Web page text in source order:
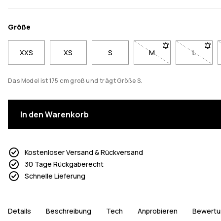
Größe
XXS XS S M- Größe M nicht
L- Größe
Das Model ist 175 cm groß und trägt Größe S.
In den Warenkorb
Kostenloser Versand & Rückversand
30 Tage Rückgaberecht
Schnelle Lieferung
Details Beschreibung Tech Anprobieren